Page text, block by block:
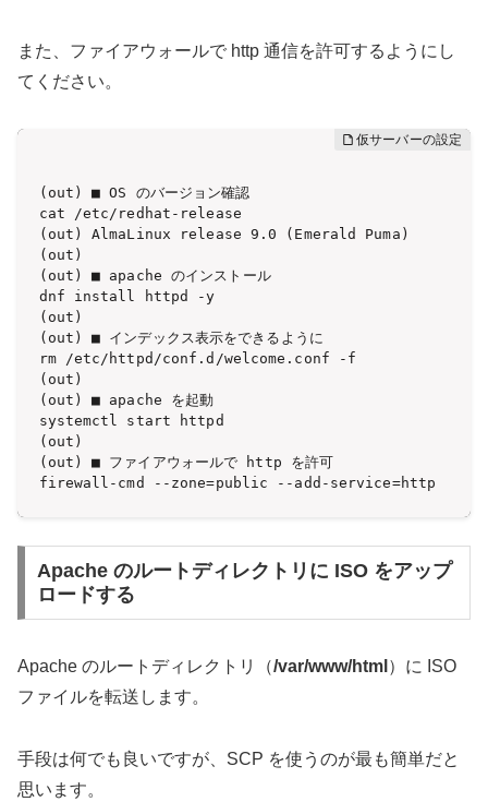
また、ファイアウォールで http 通信を許可するようにし
てください。
(out) ■ OS のバージョン確認
cat /etc/redhat-release
(out) AlmaLinux release 9.0 (Emerald Puma)
(out)
(out) ■ apache のインストール
dnf install httpd -y
(out)
(out) ■ インデックス表示をできるように
rm /etc/httpd/conf.d/welcome.conf -f
(out)
(out) ■ apache を起動
systemctl start httpd
(out)
(out) ■ ファイアウォールで http を許可
firewall-cmd --zone=public --add-service=http
Apache のルートディレクトリに ISO をアップ
ロードする
Apache のルートディレクトリ（/var/www/html ）に ISO
ファイルを転送します。
手段は何でも良いですが、SCP を使うのが最も簡単だと
思います。